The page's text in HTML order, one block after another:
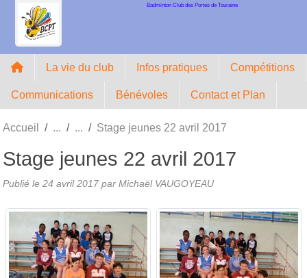
Badminton Club des Portes de Touraine
La vie du club Infos pratiques Compétitions
Communications Bénévoles Contact et Plan
Accueil Stage jeunes 22 avril 2017
Stage jeunes 22 avril 2017
Publié le 24 avril 2017 par Michaël VAUGOYEAU
Panneau de gestion des cookies